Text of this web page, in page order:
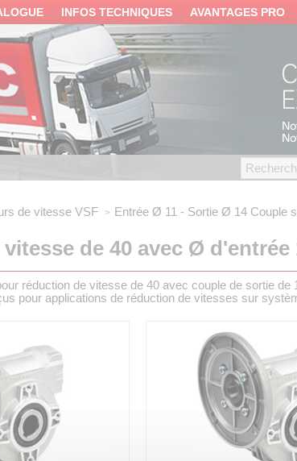
INFOS TECHNIQUES AVANTAGES PRO
de vitesse VSF Entrée Ø 11 - Sortie Ø 14 Couple
de 40 avec Ø
réduction de vitesse de 40 avec couple de sortie
pour applications de réduction de vitesses sur